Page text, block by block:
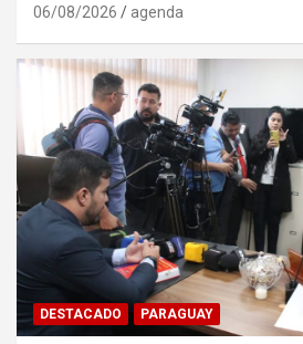
06/08/2026 agenda
DESTACADO PARAGUAY